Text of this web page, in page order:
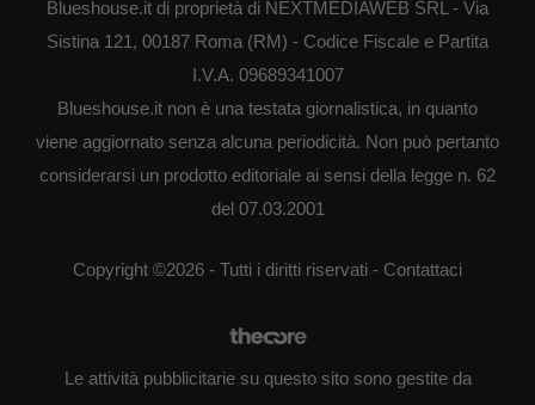
Blueshouse.it di proprietà di NEXTMEDIAWEB SRL - Via
Sistina 121, 00187 Roma (RM) - Codice Fiscale e Partita
I.V.A. 09689341007
Blueshouse.it non è una testata giornalistica, in quanto
viene aggiornato senza alcuna periodicità. Non può pertanto
considerarsi un prodotto editoriale ai sensi della legge n. 62
del 07.03.2001
Copyright ©2026 - Tutti i diritti riservati - Contattaci
Le attività pubblicitarie su questo sito sono gestite da